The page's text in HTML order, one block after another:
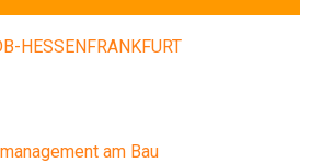
HESSENFRANKFURT
am Bau